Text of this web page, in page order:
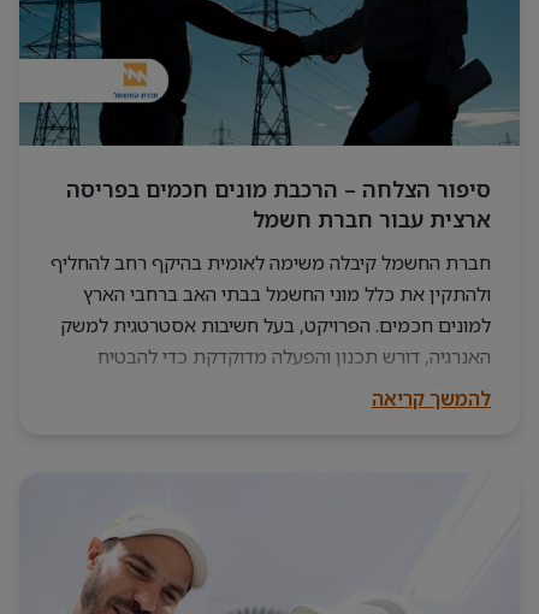
סיפור הצלחה – הרכבת מונים חכמים בפריסה
ארצית עבור חברת חשמל
חברת החשמל קיבלה משימה לאומית בהיקף רחב להחליף
ולהתקין את כלל מוני החשמל בבתי האב ברחבי הארץ
למונים חכמים. הפרויקט, בעל חשיבות אסטרטגית למשק
האנרגיה, דורש תכנון והפעלה מדוקדקת כדי להבטיח
שהפעילות תעמוד בכל הדרישות המורכבות שמציבים
להמשך קריאה